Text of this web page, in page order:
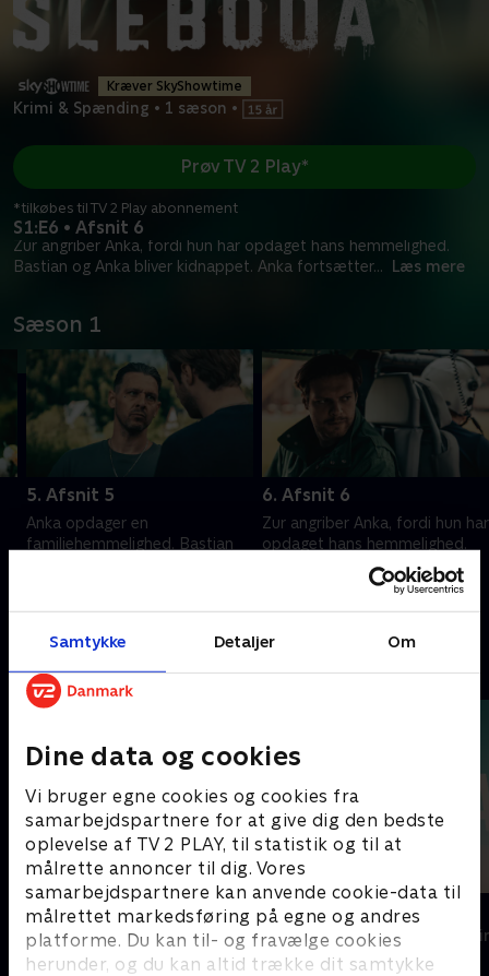
Samtykke Detaljer Om
Dine data og cookies
Vi bruger egne cookies og cookies fra
samarbejdspartnere for at give dig den bedste
oplevelse af TV 2 PLAY, til statistik og til at
målrette annoncer til dig. Vores
samarbejdspartnere kan anvende cookie-data til
målrettet markedsføring på egne og andres
platforme. Du kan til- og fravælge cookies
herunder, og du kan altid trække dit samtykke
Kræver SkyShowtime
Krimi & Spænding • 1 sæson •
S1:E6 • Afsnit 6
Zur angriber Anka, fordi hun har opdaget hans hemmelighed.
Bastian og Anka bliver kidnappet. Anka fortsætter... Læs mere
Prøv TV 2 Play*
*tilkøbes til TV 2 Play abonnement
Sæson 1
5. Afsnit 5
Anka opdager en
familiehemmelighed. Bastian
20. februar 2025 • 50 min
6. Afsnit 6
Zur angriber Anka, fordi hun har
opdaget hans hemmelighed.
Bastian og Anka bliver
kidnappet. Anka fortsætter
20. februar 2025 • 45 min
Andre så også
Top Dog
Krimi & Spænding • 1 sæsoner
The Au Pair
Krimi &